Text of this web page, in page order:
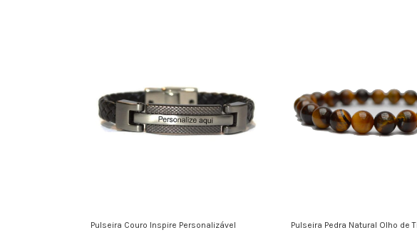
Pulseira Couro Inspire Personalizável Pulseira Pedra Natural Olho de